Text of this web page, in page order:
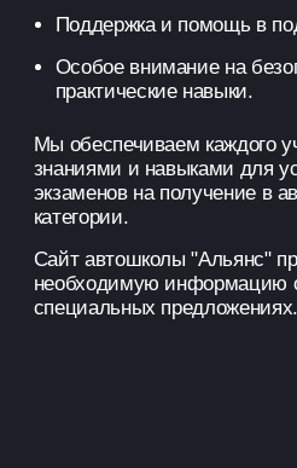
Поддержка и помощь в
Особое внимание на
практические навыки.
Мы обеспечиваем каждого
знаниями и навыками для
экзаменов на получение в
категории.
Сайт автошколы "Альянс"
необходимую информацию
специальных предложениях.